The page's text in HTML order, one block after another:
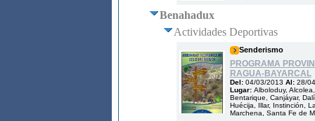
Benahadux
Actividades Deportivas
Senderismo
PROGRAMA
RAGUA-BAYARCAL
Del: 04/03/2013 Al: 28/
Lugar: Alboloduy,
Bentarique, Canjáyar,
Huécija, Illar, Instinción,
Marchena, Santa Fe de